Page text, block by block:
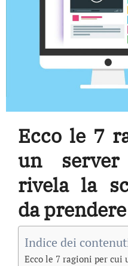
Ecco le 7
un
rivela la
da prendere
Indice dei
Ecco le 7 ragioni per cui